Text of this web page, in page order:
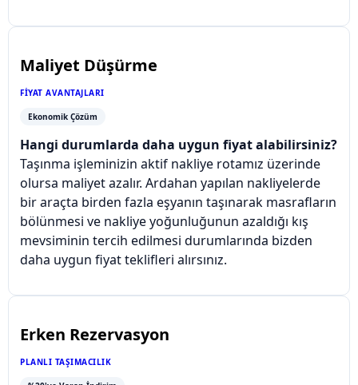
Maliyet Düşürme
FIYAT AVANTAJLARI
Ekonomik Çözüm
Hangi durumlarda daha uygun fiyat alabilirsiniz?
Taşınma işleminizin aktif nakliye rotamız üzerinde
olursa maliyet azalır. Ardahan yapılan nakliyelerde
bir araçta birden fazla eşyanın taşınarak masrafların
bölünmesi ve nakliye yoğunluğunun azaldığı kış
mevsiminin tercih edilmesi durumlarında bizden
daha uygun fiyat teklifleri alırsınız.
Erken Rezervasyon
PLANLI TAŞIMACILIK